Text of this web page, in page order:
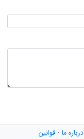
درباره ما - قوانین